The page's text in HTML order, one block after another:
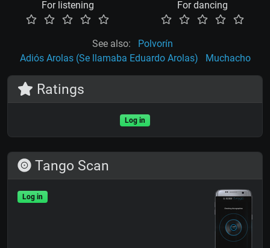
For listening For dancing
See also:
Polvorín
Adiós Arolas (Se llamaba Eduardo Arolas)
Muchacho
Ratings
Log in
Tango Scan
Log in